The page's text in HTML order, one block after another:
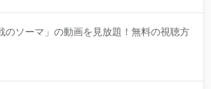
のソーマ」の動画を見放題！無料の視聴方